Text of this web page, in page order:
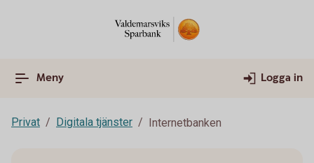
Meny Logga in
Privat Digitala tjänster Internetbanken